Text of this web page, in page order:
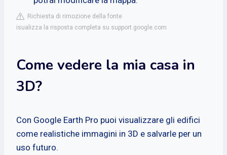
Richiesta di rimozione della fonte
isualizza la risposta completa su support.google.com
Come vedere la mia casa in
3D?
Con Google Earth Pro puoi visualizzare gli edifici
come realistiche immagini in 3D e salvarle per un
uso futuro.